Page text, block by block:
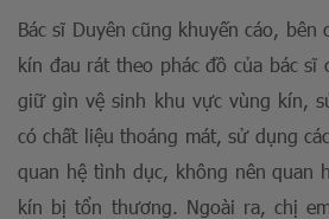
Bác sĩ Duyên cũng khuyến cáo, bên
kín đau rát theo phác đồ của bác sĩ
giữ gìn vệ sinh khu vực vùng kín,
có chất liệu thoáng mát, sử dụng
quan hệ tình dục, không nên quan
kín bị tổn thương. Ngoài ra, chị